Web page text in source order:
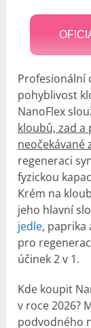
Profesionální
pohyblivost
NanoFlex
kloubů, zad a
regeneraci
fyzickou
Krém na
jeho hlavní
jedle, paprika
pro
účinek 2 v 1.
Kde koupit
v roce 2026?
podvodného